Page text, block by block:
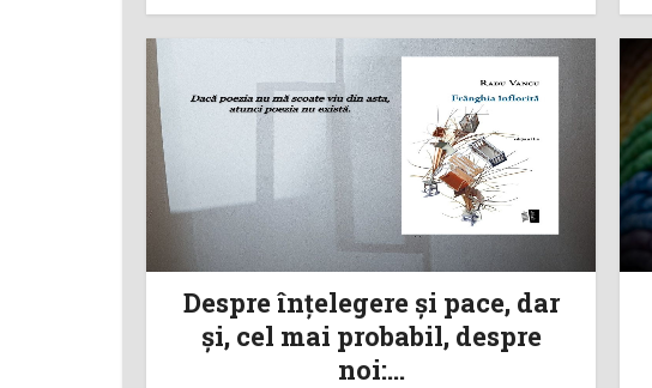
Despre înțelegere și pace, dar
şi, cel mai probabil, despre
noi:...